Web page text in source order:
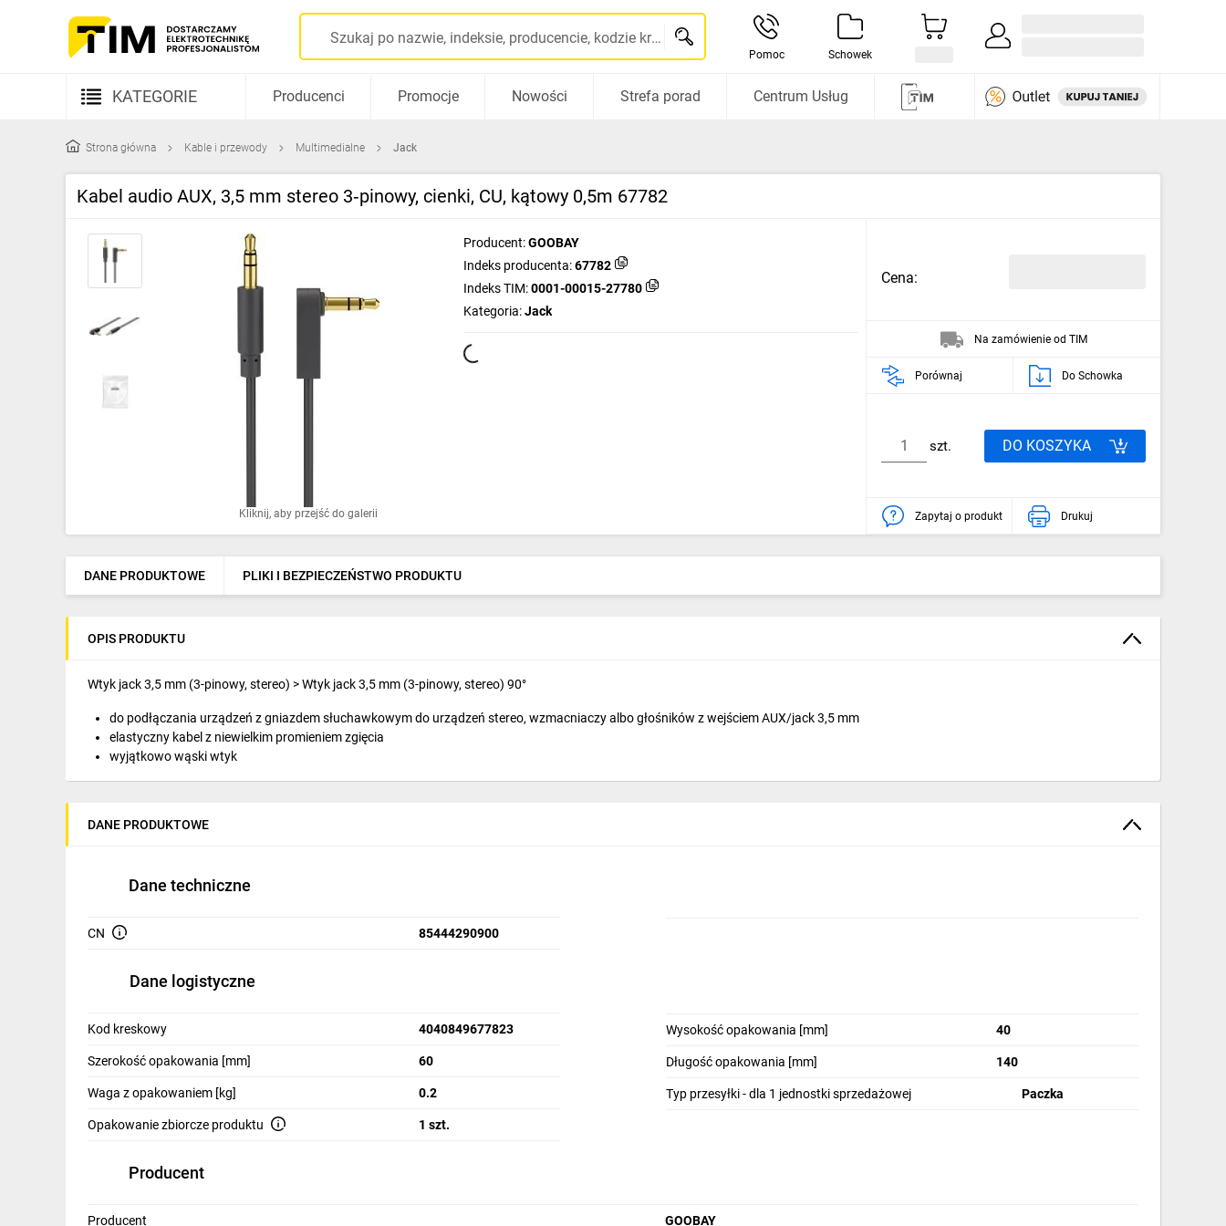
Szukaj po nazwie, indeksie, producencie, kodzie kreskowym...
Pomoc Schowek
KATEGORIE
Kable i przewody
Elementy prowadzenia kabli
Fotowoltaika
Gniazda i łączniki
Oprawy oświetleniowe
Ogrzewanie
Elektronarzędzia i mierniki
Napędy elektryczne
Pneumatyka
Dom i ogród
IT, GSM
Budowa i Remont
Elektronika
Energetyka wiatrowa
Telewizja naziemna i satelitarna
Producenci Promocje Nowości Strefa porad Centrum Usług
Strona główna Kable i przewody Multimedialne Jack
Kabel audio AUX, 3,5 mm stereo 3‑pinowy, cienki, CU, kątowy 0,5m 67782
Kliknij, aby przejść do galerii
Producent:GOOBAY
Indeks producenta:67782
Indeks TIM:0001-00015-27780
Kategoria:Jack
Cena:
Na zamówienie od TIM
Porównaj Do Schowka
szt. DO KOSZYKA
Zapytaj o produkt Drukuj
DANE PRODUKTOWE PLIKI I BEZPIECZEŃSTWO PRODUKTU
OPIS PRODUKTU
Wtyk jack 3,5 mm (3-pinowy, stereo) > Wtyk jack 3,5 mm (3-pinowy, stereo) 90°
do podłączania urządzeń z gniazdem słuchawkowym do urządzeń stereo, wzmacniaczy albo głośników z wejściem AUX/jack 3,5 mm
elastyczny kabel z niewielkim promieniem zgięcia
wyjątkowo wąski wtyk
DANE PRODUKTOWE
Dane techniczne
CN 85444290900
Dane logistyczne
Kod kreskowy 4040849677823
Szerokość opakowania [mm] 60
Waga z opakowaniem [kg] 0.2
Opakowanie zbiorcze produktu 1 szt.
Wysokość opakowania [mm] 40
Długość opakowania [mm] 140
Typ przesyłki - dla 1 jednostki sprzedażowej Paczka
Producent
Producent GOOBAY